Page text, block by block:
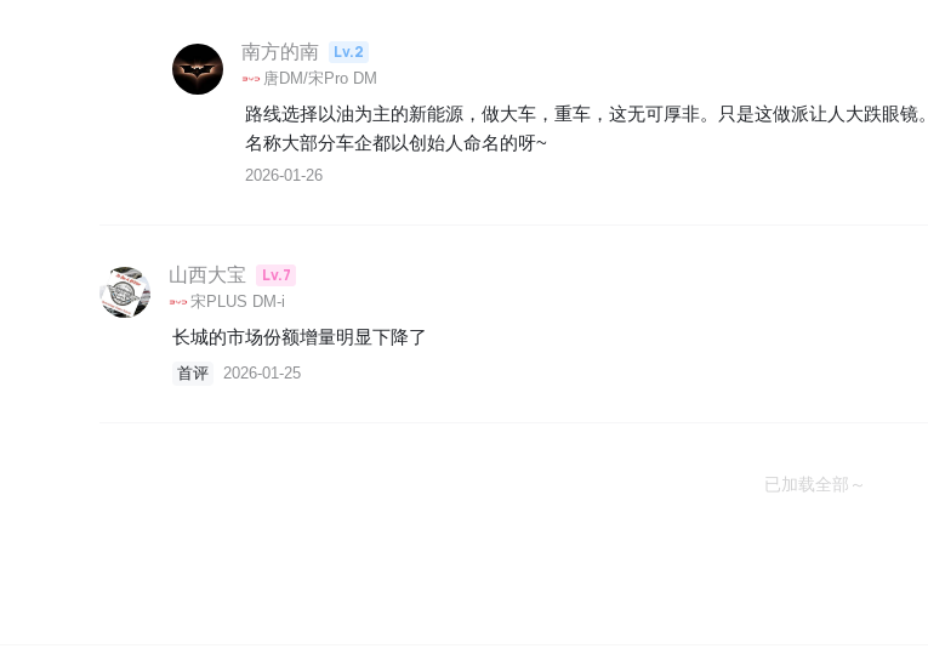
南方的南 Lv.2
唐DM/宋Pro DM
路线选择以油为主的新能源，做大车，重车，这无可厚非。只是这做派让人大跌眼镜。
名称大部分车企都以创始人命名的呀~
2026-01-26
山西大宝 Lv.7
宋PLUS DM-i
长城的市场份额增量明显下降了
首评 2026-01-25
已加载全部～